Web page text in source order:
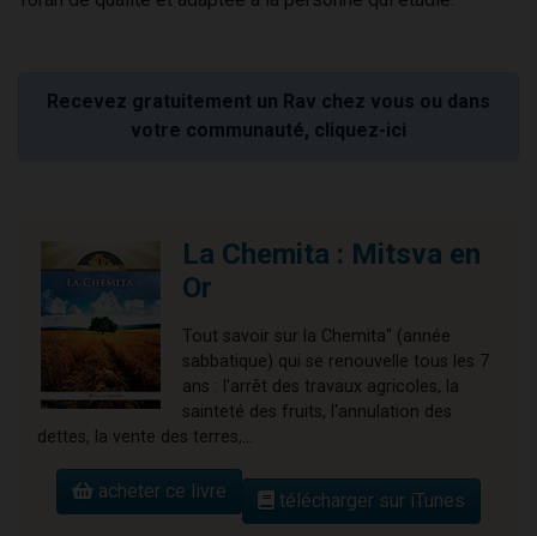
Recevez gratuitement un Rav chez vous ou dans
votre communauté, cliquez-ici
La Chemita : Mitsva en
Or
Tout savoir sur la Chemita" (année
sabbatique) qui se renouvelle tous les 7
ans : l'arrêt des travaux agricoles, la
sainteté des fruits, l'annulation des
dettes, la vente des terres,...
acheter ce livre télécharger sur iTunes